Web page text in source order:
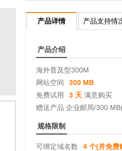
产品详情 产品支持情
产品介绍
海外普及型300M
网站空间
300 MB
免费试用
3 天 满意购买
赠送产品 企业邮局/300
规格限制
可绑定域名数
4 个(并免费